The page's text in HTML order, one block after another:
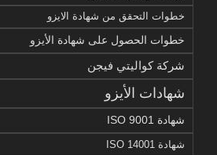
خطوات التحقق من شهادة الايزو
خطوات الحصول على شهادة الأيزو
شركة كواليتي فيجن
شهادات الأيزو
شهادة ISO 9001
شهادة ISO 14001